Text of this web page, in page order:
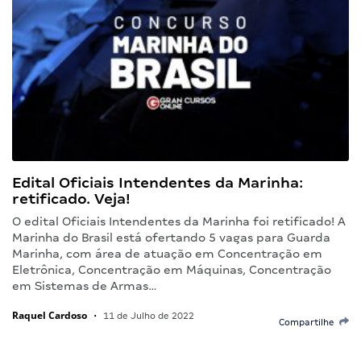
Edital Oficiais Intendentes da Marinha:
retificado. Veja!
O edital Oficiais Intendentes da Marinha foi retificado! A
Marinha do Brasil está ofertando 5 vagas para Guarda
Marinha, com área de atuação em Concentração em
Eletrônica, Concentração em Máquinas, Concentração
em Sistemas de Armas…
Raquel Cardoso • 11 de Julho de 2022
Compartilhe